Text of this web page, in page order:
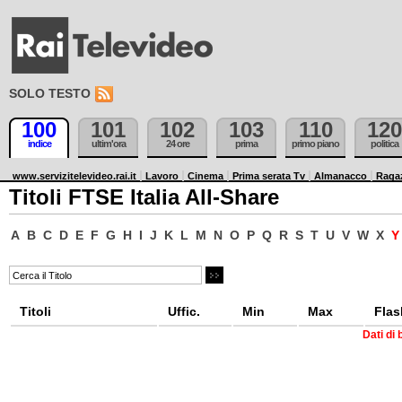
SOLO TESTO
100
indice
101
ultim'ora
102
24 ore
103
prima
110
primo piano
120
politica
www.servizitelevideo.rai.it Lavoro Cinema Prima serata Tv Almanacco
Titoli FTSE Italia All-Share
A B C D E F G H I J K L M N O P Q R S T U V W X Y
Titoli Uffic. Min Max
Dati di